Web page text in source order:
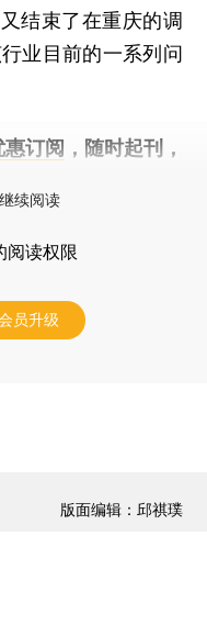
结束了在重庆的调
业目前的一系列问
订阅 ，随时起刊，
续阅读
阅读权限
员升级
版面编辑：邱祺璞